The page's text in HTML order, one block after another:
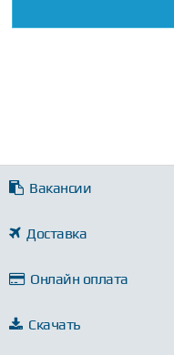
Вакансии
Доставка
Онлайн оплата
Скачать